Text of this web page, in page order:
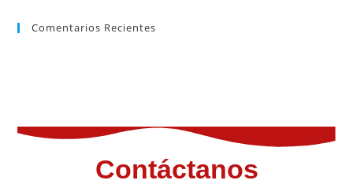
Comentarios Recientes
Contáctanos